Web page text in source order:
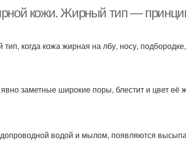
кожи. Жирный тип —
когда кожа жирная на лбу, носу,
заметные широкие поры, блестит и цвет её
водой и мылом, появляются